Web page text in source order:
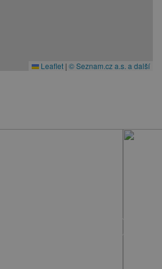
Leaflet | © Seznam.cz a.s. a další